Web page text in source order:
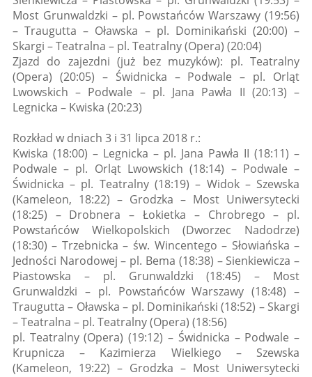
Most Grunwaldzki – pl. Powstańców Warszawy (19:56)
– Traugutta – Oławska – pl. Dominikański (20:00) –
Skargi – Teatralna – pl. Teatralny (Opera) (20:04)
Zjazd do zajezdni (już bez muzyków): pl. Teatralny
(Opera) (20:05) – Świdnicka – Podwale – pl. Orląt
Lwowskich – Podwale – pl. Jana Pawła II (20:13) –
Legnicka – Kwiska (20:23)
Rozkład w dniach 3 i 31 lipca 2018 r.:
Kwiska (18:00) – Legnicka – pl. Jana Pawła II (18:11) –
Podwale – pl. Orląt Lwowskich (18:14) – Podwale –
Świdnicka – pl. Teatralny (18:19) – Widok – Szewska
(Kameleon, 18:22) – Grodzka – Most Uniwersytecki
(18:25) – Drobnera – Łokietka – Chrobrego – pl.
Powstańców Wielkopolskich (Dworzec Nadodrze)
(18:30) – Trzebnicka – św. Wincentego – Słowiańska –
Jedności Narodowej – pl. Bema (18:38) – Sienkiewicza –
Piastowska – pl. Grunwaldzki (18:45) – Most
Grunwaldzki – pl. Powstańców Warszawy (18:48) –
Traugutta – Oławska – pl. Dominikański (18:52) – Skargi
– Teatralna – pl. Teatralny (Opera) (18:56)
pl. Teatralny (Opera) (19:12) – Świdnicka – Podwale –
Krupnicza – Kazimierza Wielkiego – Szewska
(Kameleon, 19:22) – Grodzka – Most Uniwersytecki